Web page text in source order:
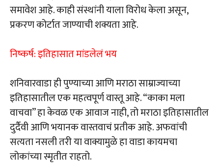
समावेश आहे. काही संस्थांनी याला विरोध केला असून,
प्रकरण कोर्टात जाण्याची शक्यता आहे.
निष्कर्ष: इतिहासात मांडलेलं भय
शनिवारवाडा ही पुण्याच्या आणि मराठा साम्राज्याच्या
इतिहासातील एक महत्वपूर्ण वास्तू आहे. “काका मला
वाचवा” हा केवळ एक आवाज नाही, तो मराठा इतिहासातील
दुर्दैवी आणि भयानक वास्तवाचं प्रतीक आहे. अफवांची
सत्यता नसली तरी या वाक्यामुळे हा वाडा कायमचा
लोकांच्या स्मृतीत राहतो.